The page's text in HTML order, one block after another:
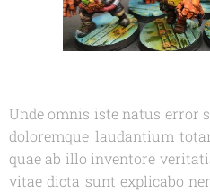
Unde omnis iste natus error
doloremque laudantium
quae ab illo inventore
vitae dicta sunt explicabo